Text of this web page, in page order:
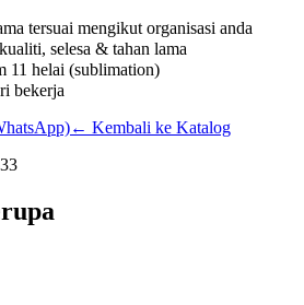
tersuai mengikut organisasi anda
selesa & tahan lama
11 helai (sublimation)
bekerja
← Kembali ke Katalog